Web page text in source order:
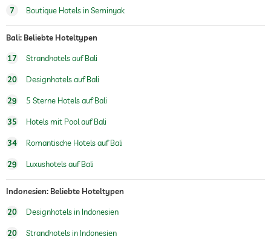
Fitnesskurse Yoga
Personaltrainer auf Anfrage
Massageangebot
Wellnessbereich
Schönheitsberatung Make-up
7 Boutique Hotels in Seminyak
Bali: Beliebte Hoteltypen
17 Strandhotels auf Bali
20 Designhotels auf Bali
29 5 Sterne Hotels auf Bali
35 Hotels mit Pool auf Bali
34 Romantische Hotels auf Bali
29 Luxushotels auf Bali
Indonesien: Beliebte Hoteltypen
20 Designhotels in Indonesien
20 Strandhotels in Indonesien